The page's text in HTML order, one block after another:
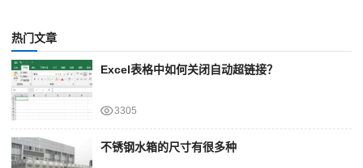
热门文章
Excel表格中如何关闭自动超链接？
3305
不锈钢水箱的尺寸有很多种